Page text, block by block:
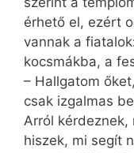
érhető el, ezért
vannak a
kocsmákba, a
– Hallgatom
csak izgalmas
Arról
hiszek, mi segít